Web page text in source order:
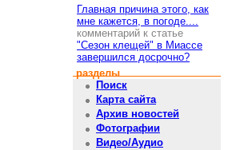
Главная причина этого, как
мне кажется, в погоде....
комментарий к статье
"Сезон клещей" в Миассе
завершился досрочно?
разделы
Поиск
Карта сайта
Архив новостей
Фотографии
Видео/Аудио